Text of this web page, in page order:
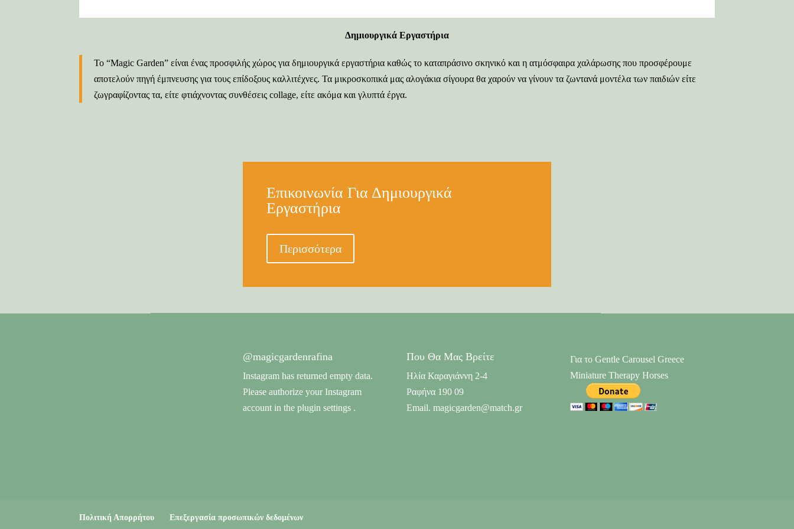
Δημιουργικά Εργαστήρια
Το “Magic Garden” είναι ένας προσφιλής χώρος για δημιουργικά εργαστήρια καθώς το καταπράσινο σκηνικό και η ατμόσφαιρα χαλάρωσης που προσφέρουμε
αποτελούν πηγή έμπνευσης για τους επίδοξους καλλιτέχνες. Τα μικροσκοπικά μας αλογάκια σίγουρα θα χαρούν να γίνουν τα ζωντανά μοντέλα των παιδιών είτε
ζωγραφίζοντας τα, είτε φτιάχνοντας συνθέσεις collage, είτε ακόμα και γλυπτά έργα.
Επικοινωνία Για Δημιουργικά
Εργαστήρια
Περισσότερα
@magicgardenrafina
Instagram has returned empty data.
Please authorize your Instagram
account in theplugin settings .
Που Θα Μας Βρείτε
Ηλία Καραγιάννη 2-4
Ραφήνα 190 09
Email. magicgarden@match.gr
Για το Gentle Carousel Greece
Miniature Therapy Horses
Πολιτική Απορρήτου Επεξεργασία προσωπικών δεδομένων